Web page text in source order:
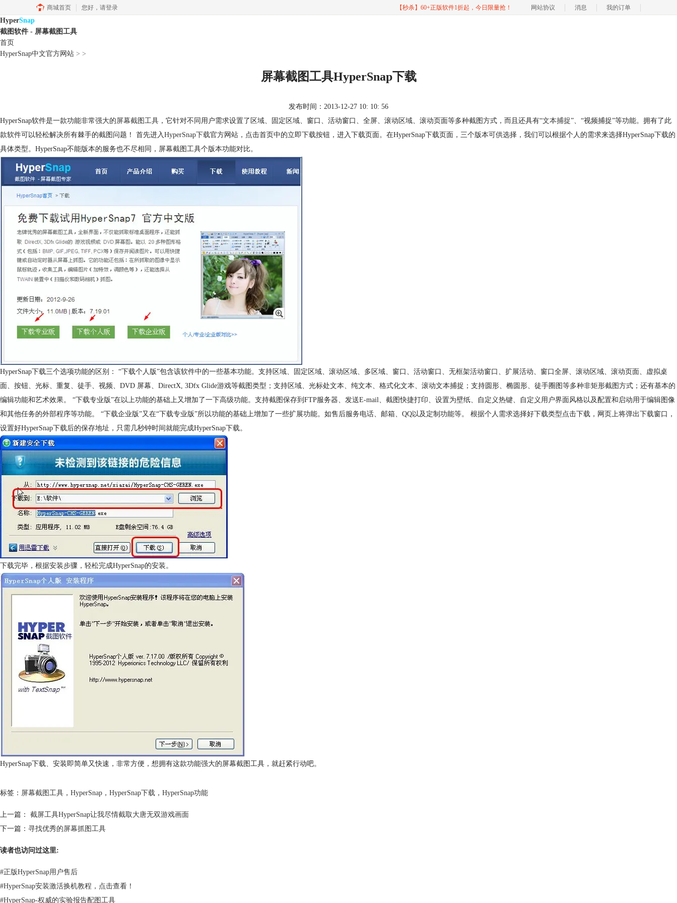
商城首页 您好， 请登录 【秒杀】60+正版软件1折起，今日限量抢！ 网站协议 消息 我的订单
HyperSnap
截图软件 - 屏幕截图工具
首页
HyperSnap中文官方网站 > >
屏幕截图工具HyperSnap下载
发布时间：2013-12-27 10: 10: 56
HyperSnap软件是一款功能非常强大的屏幕截图工具 ，它针对不同用户需求设置了区域、固定区域、窗口、活动窗口、全屏、滚动区域、滚动页面等多种截图方式，而且还具有“文本捕捉”、“视频捕捉”等功能。拥有了此
款软件可以轻松解决所有棘手的截图问题！ 首先进入HyperSnap下载官方网站，点击首页中的立即下载按钮，进入下载页面。在HyperSnap下载页面，三个版本可供选择，我们可以根据个人的需求来选择HyperSnap下载的
具体类型。HyperSnap不能版本的服务也不尽相同，屏幕截图工具个版本功能对比。
HyperSnap下载三个选项功能的区别： “下载个人版”包含该软件中的一些基本功能。支持区域、固定区域、滚动区域、多区域、窗口、活动窗口、无框架活动窗口、扩展活动、窗口全屏、滚动区域、滚动页面、虚拟桌
面、按钮、光标、重复、徒手、视频、DVD 屏幕、DirectX, 3Dfx Glide游戏等截图类型；支持区域、光标处文本、纯文本、格式化文本、滚动文本捕捉；支持圆形、椭圆形、徒手圈图等多种非矩形截图方式；还有基本的
编辑功能和艺术效果。 “下载专业版”在以上功能的基础上又增加了一下高级功能。支持截图保存到FTP服务器、发送E-mail、截图快捷打印、设置为壁纸、自定义热键、自定义用户界面风格以及配置和启动用于编辑图像
和其他任务的外部程序等功能。 “下载企业版”又在“下载专业版”所以功能的基础上增加了一些扩展功能。如售后服务电话、邮箱、QQ以及定制功能等。 根据个人需求选择好下载类型点击下载，网页上将弹出下载窗口，
设置好HyperSnap下载后的保存地址，只需几秒钟时间就能完成HyperSnap下载。
下载完毕，根据安装步骤，轻松完成HyperSnap的安装。
HyperSnap下载、安装即简单又快速，非常方便，想拥有这款功能强大的屏幕截图工具，就赶紧行动吧。
标签： 屏幕截图工具 ， HyperSnap ， HyperSnap下载 ， HyperSnap功能
上一篇：
截屏工具HyperSnap让我尽情截取大唐无双游戏画面
下一篇： 寻找优秀的屏幕抓图工具
读者也访问过这里:
#正版HyperSnap用户售后
#HyperSnap安装激活换机教程，点击查看！
#HyperSnap-权威的实验报告配图工具